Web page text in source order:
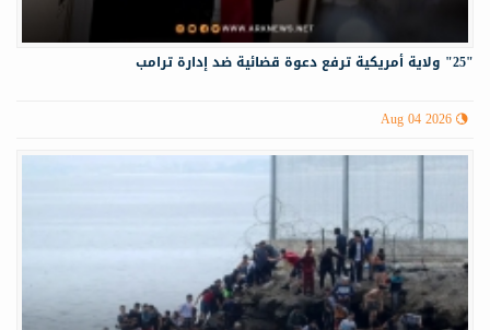
"25" ولاية أمريكية ترفع دعوة قضائية ضد إدارة ترامب
Aug 04 2026